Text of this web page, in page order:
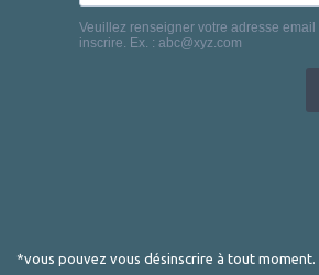
*vous pouvez vous désinscrire à tout moment.